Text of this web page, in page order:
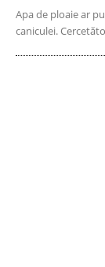
Apa de ploaie ar
caniculei.